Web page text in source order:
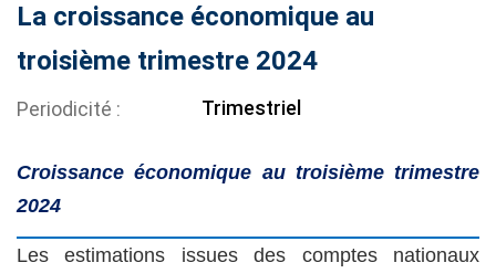
La croissance économique au
troisième trimestre 2024
Periodicité Trimestriel
Croissance économique au troisième trimestre
2024
Les estimations issues des comptes nationaux